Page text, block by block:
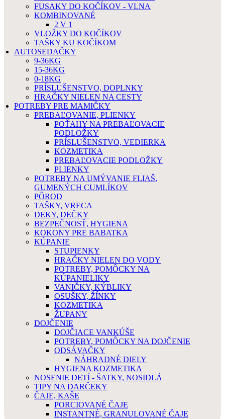
FUSAKY DO KOČÍKOV - VLNA
KOMBINOVANÉ
2 V 1
VLOŽKY DO KOČÍKOV
TAŠKY KU KOČÍKOM
AUTOSEDAČKY
9-36KG
15-36KG
0-18KG
PRÍSLUŠENSTVO, DOPLNKY
HRAČKY NIELEN NA CESTY
POTREBY PRE MAMIČKY
PREBAĽOVANIE, PLIENKY
POŤAHY NA PREBAĽOVACIE
PODLOŽKY
PRÍSLUŠENSTVO, VEDIERKA
KOZMETIKA
PREBAĽOVACIE PODLOŽKY
PLIENKY
POTREBY NA UMÝVANIE FLIAŠ,
GUMENÝCH CUMLÍKOV
PÔROD
TAŠKY, VRECA
DEKY, DEČKY
BEZPEČNOSŤ, HYGIENA
KOKONY PRE BABATKA
KÚPANIE
STUPIENKY
HRAČKY NIELEN DO VODY
POTREBY, POMÔCKY NA
KÚPANIELIKY
VANIČKY, KÝBLIKY
OSUŠKY, ŽÍNKY
KOZMETIKA
ŽUPANY
DOJČENIE
DOJČIACE VANKÚŠE
POTREBY, POMÔCKY NA DOJČENIE
ODSÁVAČKY
NÁHRADNÉ DIELY
HYGIENA KOZMETIKA
NOSENIE DETÍ - ŠATKY, NOSIDLÁ
TIPY NA DARČEKY
ČAJE, KAŠE
PORCIOVANÉ ČAJE
INSTANTNÉ, GRANULOVANÉ ČAJE